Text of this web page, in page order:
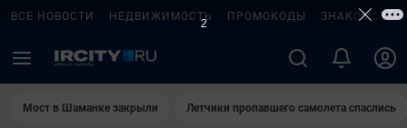
ВСЕ НОВОСТИ НЕДВИЖИМОСТЬ ПРОМОКОДЫ ЗНАКОМСТВА
Мост в Шаманке закрыли Летчики пропавшего самолета спаслись
1